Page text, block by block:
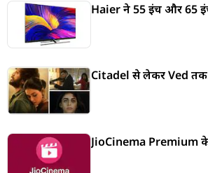
Haier ने 55 इंच और 65
Citadel से लेकर Ved
JioCinema Premium